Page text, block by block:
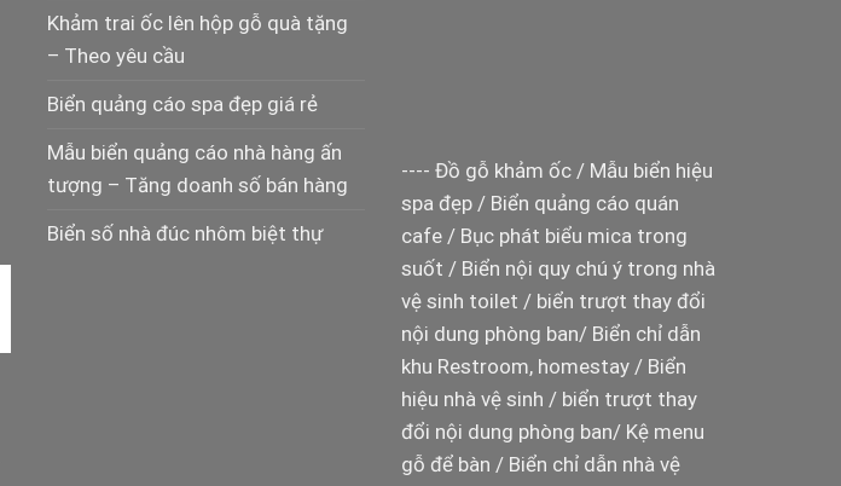
Khảm trai ốc lên hộp gỗ quà tặng
– Theo yêu cầu
Biển quảng cáo spa đẹp giá rẻ
Mẫu biển quảng cáo nhà hàng ấn
tượng – Tăng doanh số bán hàng
Biển số nhà đúc nhôm biệt thự
---- Đồ gỗ khảm ốc/ Mẫu biển hiệu
spa đẹp/ Biển quảng cáo quán
cafe/ Bục phát biểu mica trong
suốt / Biển nội quy chú ý trong nhà
vệ sinh toilet / biển trượt thay đổi
nội dung phòng ban/ Biển chỉ dẫn
khu Restroom, homestay/ Biển
hiệu nhà vệ sinh / biển trượt thay
đổi nội dung phòng ban/ Kệ menu
gỗ để bàn / Biển chỉ dẫn nhà vệ